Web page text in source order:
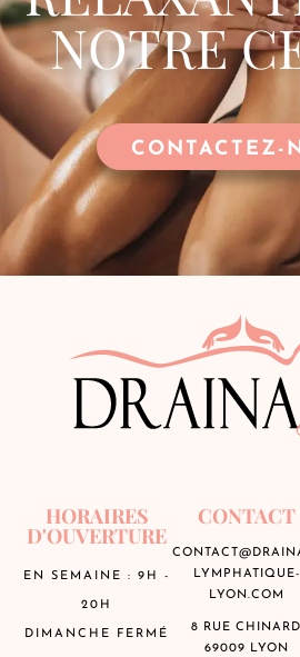
NOTRE
CONTACTEZ-
HORAIRES
D'OUVERTURE
EN SEMAINE : 9H -
20H
DIMANCHE FERMÉ
CONTACT
LYMPHATIQUE-
LYON.COM
8 RUE CHINARD
69009 LYON